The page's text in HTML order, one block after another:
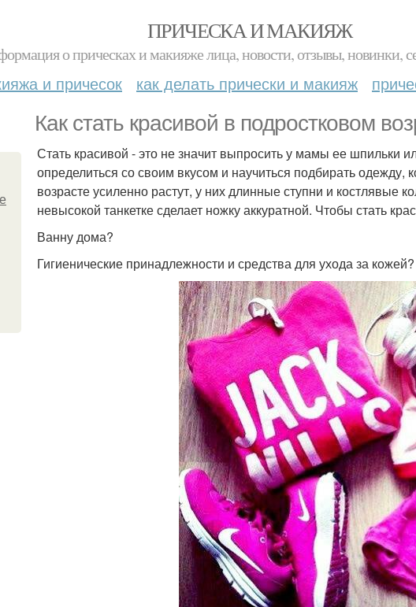
ПРИЧЕСКА И МАКИЯЖ
о прическах и макияже лица, новости, отзывы, новинки,
и причесок как делать прически и макияж
Как стать красивой в подростковом
Стать красивой - это не значит выпросить у мамы ее шпильки
определиться со своим вкусом и научиться подбирать одежду,
возрасте усиленно растут, у них длинные ступни и костлявые
невысокой танкетке сделает ножку аккуратной. Чтобы стать
Ванну дома?
Гигиенические принадлежности и средства для ухода за кожей?